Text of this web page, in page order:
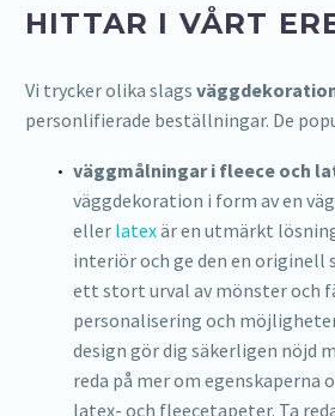
HITTAR I VÅRT
Vi trycker olika slags
personlifierade beställningar. De
väggmålningar i fleece och
väggdekoration i form av en
eller latexär en utmärkt
interiör och ge den en originell
ett stort urval av mönster och
personalisering och
design gör dig säkerligen nöjd
reda på mer om egenskaperna
latex- och fleecetapeter. Ta